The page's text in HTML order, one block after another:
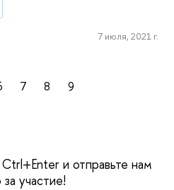
7 июля, 2021 г.
7 8 9
и отправьте нам
участие!